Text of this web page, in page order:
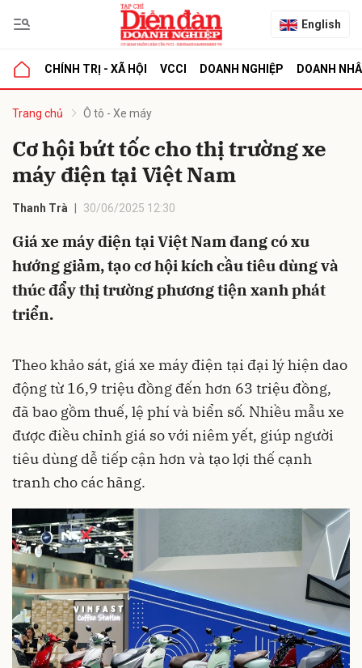
English
CHÍNH TRỊ - XÃ HỘI VCCI DOANH NGHIỆP DOANH
Trang chủ Ô tô - Xe máy
Cơ hội bứt tốc cho thị trường xe
máy điện tại Việt Nam
Thanh Trà 30/06/2025 12:30
Giá xe máy điện tại Việt Nam đang có xu
hướng giảm, tạo cơ hội kích cầu tiêu dùng và
thúc đẩy thị trường phương tiện xanh phát
triển.
Theo khảo sát, giá xe máy điện tại đại lý hiện dao
động từ 16,9 triệu đồng đến hơn 63 triệu đồng,
đã bao gồm thuế, lệ phí và biển số. Nhiều mẫu xe
được điều chỉnh giá so với niêm yết, giúp người
tiêu dùng dễ tiếp cận hơn và tạo lợi thế cạnh
tranh cho các hãng.
luận
Hủy